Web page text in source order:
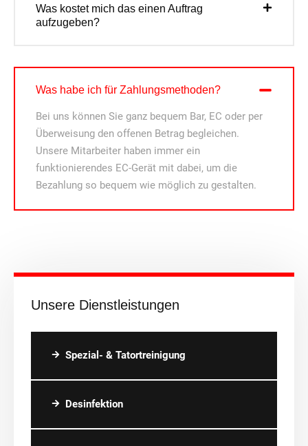
Unsere Dienstleistungen
Spezial- & Tatortreinigung
Desinfektion
Was kostet mich das einen Auftrag
aufzugeben?
Was habe ich für Zahlungsmethoden?
Bei uns können Sie ganz bequem Bar, EC oder per
Überweisung den offenen Betrag begleichen.
Unsere Mitarbeiter haben immer ein
funktionierendes EC-Gerät mit dabei, um die
Bezahlung so bequem wie möglich zu gestalten.